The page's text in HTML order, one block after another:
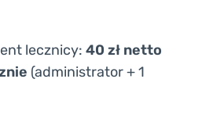
lecznicy: 40 zł netto
(administrator + 1